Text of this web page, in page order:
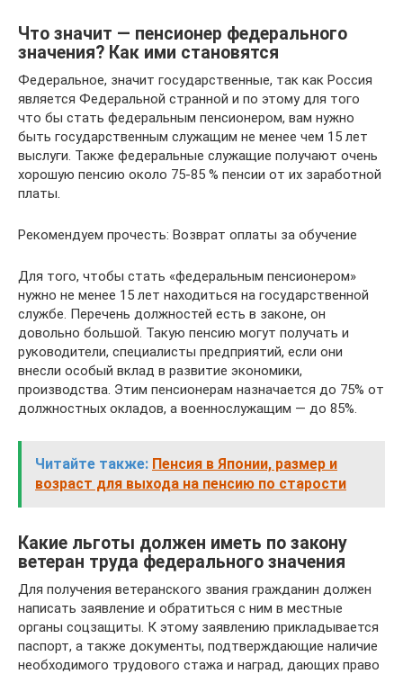
Что значит — пенсионер федерального
значения? Как ими становятся
Федеральное, значит государственные, так как Россия
является Федеральной странной и по этому для того
что бы стать федеральным пенсионером, вам нужно
быть государственным служащим не менее чем 15 лет
выслуги. Также федеральные служащие получают очень
хорошую пенсию около 75-85 % пенсии от их заработной
платы.
Рекомендуем прочесть: Возврат оплаты за обучение
Для того, чтобы стать «федеральным пенсионером»
нужно не менее 15 лет находиться на государственной
службе. Перечень должностей есть в законе, он
довольно большой. Такую пенсию могут получать и
руководители, специалисты предприятий, если они
внесли особый вклад в развитие экономики,
производства. Этим пенсионерам назначается до 75% от
должностных окладов, а военнослужащим — до 85%.
Читайте также: Пенсия в Японии, размер и
возраст для выхода на пенсию по старости
Какие льготы должен иметь по закону
ветеран труда федерального значения
Для получения ветеранского звания гражданин должен
написать заявление и обратиться с ним в местные
органы соцзащиты. К этому заявлению прикладывается
паспорт, а также документы, подтверждающие наличие
необходимого трудового стажа и наград, дающих право